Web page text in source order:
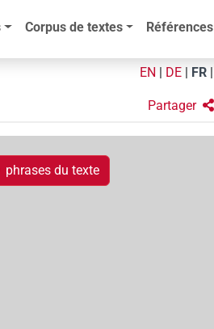
Corpus de textes Références
EN DE FR
Partager
phrases du texte